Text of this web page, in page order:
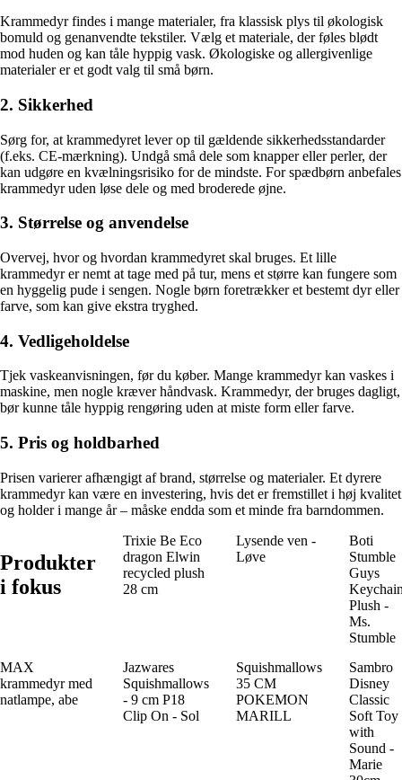
Krammedyr findes i mange materialer, fra klassisk plys til økologisk
bomuld og genanvendte tekstiler. Vælg et materiale, der føles blødt
mod huden og kan tåle hyppig vask. Økologiske og allergivenlige
materialer er et godt valg til små børn.
2. Sikkerhed
Sørg for, at krammedyret lever op til gældende sikkerhedsstandarder
(f.eks. CE-mærkning). Undgå små dele som knapper eller perler, der
kan udgøre en kvælningsrisiko for de mindste. For spædbørn anbefales
krammedyr uden løse dele og med broderede øjne.
3. Størrelse og anvendelse
Overvej, hvor og hvordan krammedyret skal bruges. Et lille
krammedyr er nemt at tage med på tur, mens et større kan fungere som
en hyggelig pude i sengen. Nogle børn foretrækker et bestemt dyr eller
farve, som kan give ekstra tryghed.
4. Vedligeholdelse
Tjek vaskeanvisningen, før du køber. Mange krammedyr kan vaskes i
maskine, men nogle kræver håndvask. Krammedyr, der bruges dagligt,
bør kunne tåle hyppig rengøring uden at miste form eller farve.
5. Pris og holdbarhed
Prisen varierer afhængigt af brand, størrelse og materialer. Et dyrere
krammedyr kan være en investering, hvis det er fremstillet i høj kvalitet
og holder i mange år – måske endda som et minde fra barndommen.
Produkter
i fokus
Trixie Be Eco
dragon Elwin
recycled plush
28 cm
Lysende ven -
Løve
Boti
Stumble
Guys
Plush -
Ms.
Stumble
MAX
krammedyr med
natlampe, abe
Jazwares
Squishmallows
- 9 cm P18
Clip On - Sol
Squishmallows
35 CM
POKEMON
MARILL
Sambro
Disney
Classic
Soft Toy
with
Sound -
Marie